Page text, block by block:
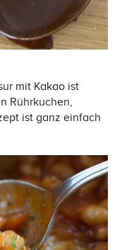
mit Kakao ist
Rührkuchen,
ist ganz einfach